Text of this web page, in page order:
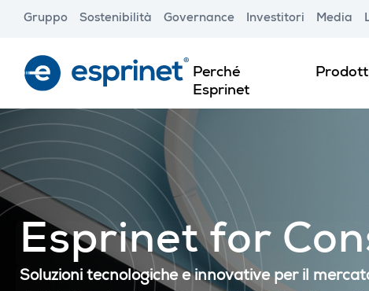
content
Gruppo Sostenibilità Governance Investitori Media
Perché
Esprinet
Esprinet for
Soluzioni tecnologiche e innovative per il